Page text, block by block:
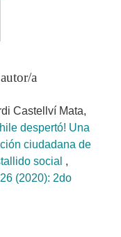
a
Castellví Mata,
despertó! Una
ciudadana de
social ,
(2020): 2do